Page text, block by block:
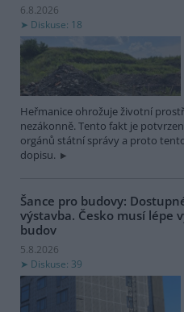
6.8.2026
Diskuse: 18
Heřmanice ohrožuje životní
nezákonně. Tento fakt je
orgánů státní správy a proto
dopisu.
Šance pro budovy:
výstavba. Česko musí lépe
budov
5.8.2026
Diskuse: 39